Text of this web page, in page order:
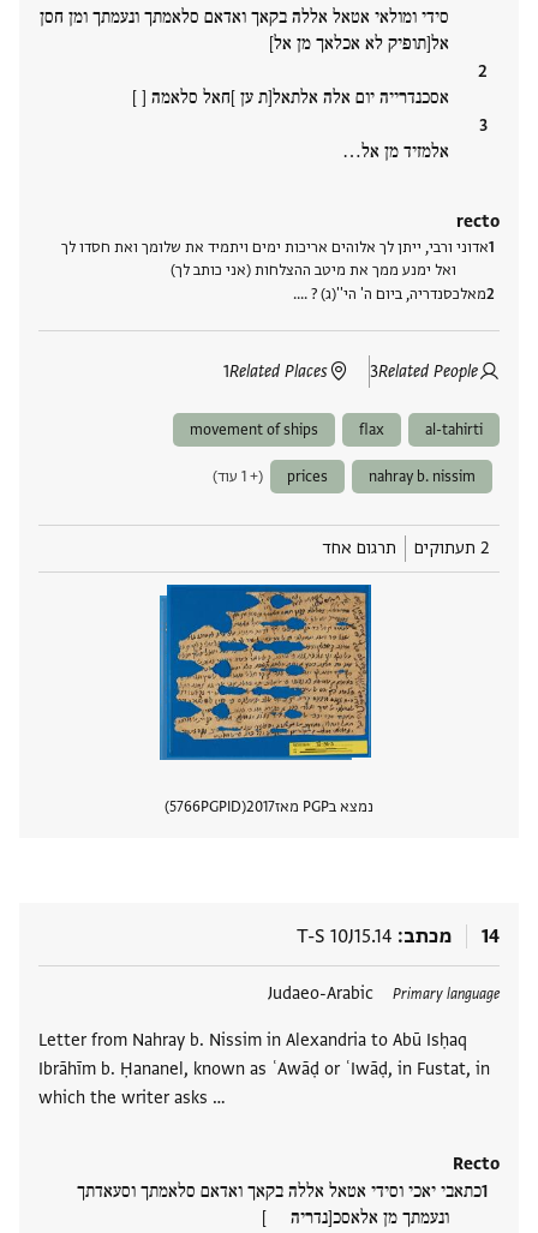
סידי ומולאי אטאל אללה בקאך ואדאם סלאמתך ונעמתך ומן חסן
אל[תופיק לא אכלאך מן אל]
אסכנדרייה יום אלה אלתאל[ת ען ]חאל סלאמה [ ]
אלמזיד מן אל‮…
recto
אדוני ורבי, ייתן לך אלוהים אריכות ימים ויתמיד את שלומך ואת חסדו לך
ואל ימנע ממך את מיטב ההצלחות (אני כותב לך)
מאלכסנדריה, ביום ה' הי''(ג) ? .‮…
Related People
3
Related Places
1
al-tahirti
flax
movement of ships
nahray b. nissim
prices (+ 1 עוד)
2 תעתוקים תרגום אחד
נמצא בPGP מאז 2017
PGPID
5766
14 מכתב T-S 10J15.14
Primary language
Judaeo-Arabic
Letter from Nahray b. Nissim in Alexandria to Abū Isḥaq
Ibrāhīm b. Ḥananel, known as ʿAwāḍ or ʿIwāḍ, in Fustat, in
which the writer asks …
Recto
כתאבי יאכי וסידי אטאל אללה בקאך ואדאם סלאמתך וסעאדתך
ונעמתך מן אלאסכ[נדריה ]
תגים